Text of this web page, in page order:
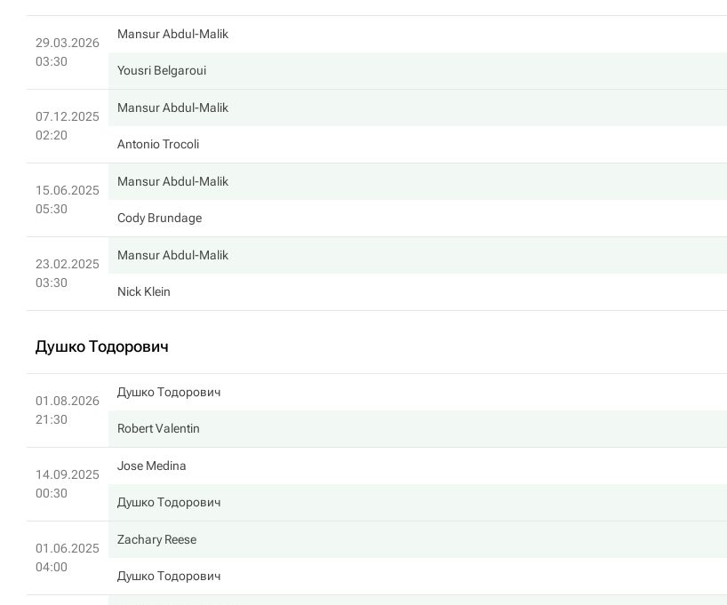
29.03.2026
03:30
Mansur Abdul-Malik
Yousri Belgaroui
07.12.2025
02:20
Mansur Abdul-Malik
Antonio Trocoli
15.06.2025
05:30
Mansur Abdul-Malik
Cody Brundage
23.02.2025
03:30
Mansur Abdul-Malik
Nick Klein
Душко Тодорович
01.08.2026
21:30
Душко Тодорович
Robert Valentin
14.09.2025
00:30
Jose Medina
Душко Тодорович
01.06.2025
04:00
Zachary Reese
Душко Тодорович